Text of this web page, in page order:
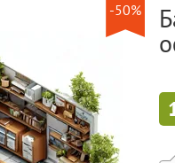
-50%